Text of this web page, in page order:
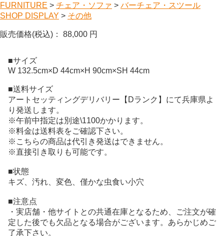
FURNITURE > チェア・ソファ > バーチェア・スツール
SHOP DISPLAY > その他
販売価格(税込)： 88,000 円
■サイズ
W 132.5cm×D 44cm×H 90cm×SH 44cm
■送料サイズ
アートセッティングデリバリー【Dランク】にて兵庫県よ
り発送します。
※午前中指定は別途\1100かかります。
※料金は送料表をご確認下さい。
※こちらの商品は代引き発送はできません。
※直接引き取りも可能です。
■状態
キズ、汚れ、変色、僅かな虫食い小穴
■注意点
・実店舗・他サイトとの共通在庫となるため、ご注文が確
定した後でも欠品となる場合がございます。あらかじめご
了承下さい。